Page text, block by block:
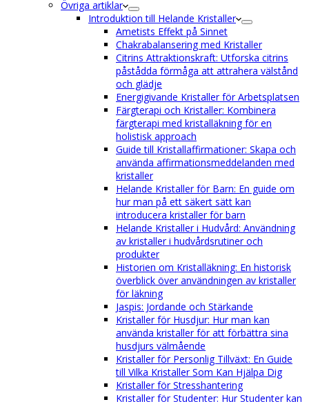
Övriga artiklar
Introduktion till Helande Kristaller
Ametists Effekt på Sinnet
Chakrabalansering med Kristaller
Citrins Attraktionskraft: Utforska citrins
påstådda förmåga att attrahera välstånd
och glädje
Energigivande Kristaller för Arbetsplatsen
Färgterapi och Kristaller: Kombinera
färgterapi med kristalläkning för en
holistisk approach
Guide till Kristallaffirmationer: Skapa och
använda affirmationsmeddelanden med
kristaller
Helande Kristaller för Barn: En guide om
hur man på ett säkert sätt kan
introducera kristaller för barn
Helande Kristaller i Hudvård: Användning
av kristaller i hudvårdsrutiner och
produkter
Historien om Kristalläkning: En historisk
överblick över användningen av kristaller
för läkning
Jaspis: Jordande och Stärkande
Kristaller för Husdjur: Hur man kan
använda kristaller för att förbättra sina
husdjurs välmående
Kristaller för Personlig Tillväxt: En Guide
till Vilka Kristaller Som Kan Hjälpa Dig
Kristaller för Stresshantering
Kristaller för Studenter: Hur Studenter kan